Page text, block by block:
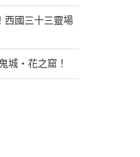
西國三十三靈場
城・花之窟！